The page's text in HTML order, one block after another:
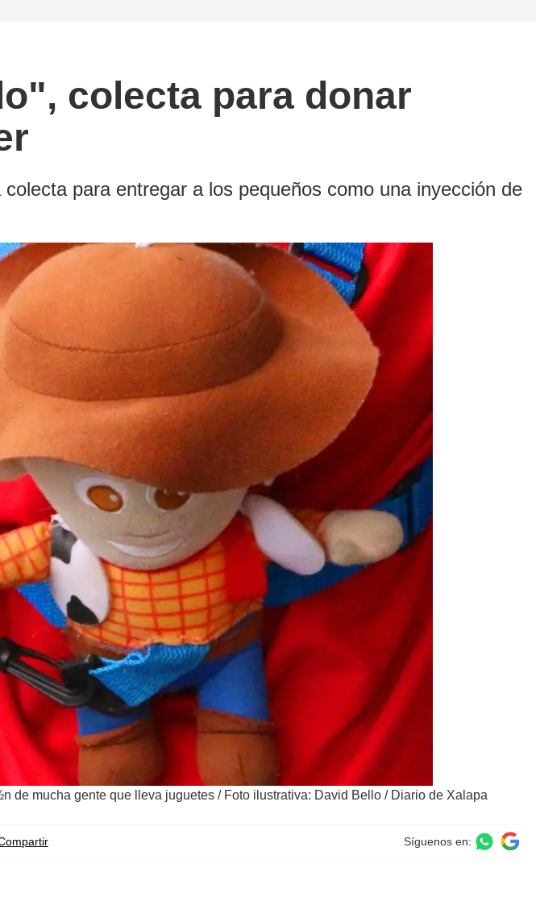
colecta para donar
para entregar a los pequeños como una inyección de
de mucha gente que lleva juguetes / Foto ilustrativa: David Bello / Diario de Xalapa
Síguenos en: